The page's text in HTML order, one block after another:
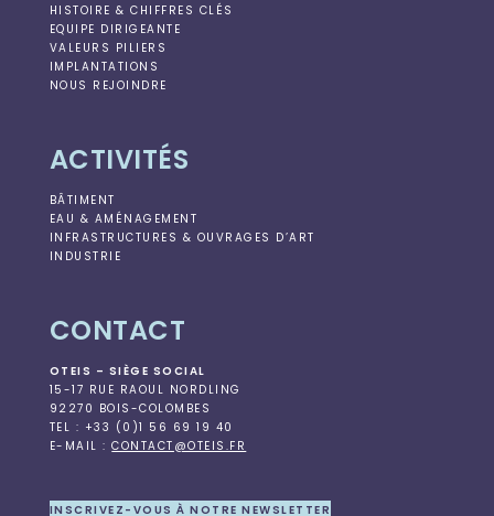
HISTOIRE & CHIFFRES CLÉS
EQUIPE DIRIGEANTE
VALEURS PILIERS
IMPLANTATIONS
NOUS REJOINDRE
ACTIVITÉS
BÂTIMENT
EAU & AMÉNAGEMENT
INFRASTRUCTURES & OUVRAGES D’ART
INDUSTRIE
CONTACT
OTEIS – SIÈGE SOCIAL
15-17 RUE RAOUL NORDLING
92270 BOIS-COLOMBES
TEL : +33 (0)1 56 69 19 40
E-MAIL :CONTACT@OTEIS.FR
INSCRIVEZ-VOUS À NOTRE NEWSLETTER